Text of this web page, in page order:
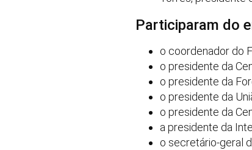
Participaram do
o coordenador do
o presidente da
o presidente da
o presidente da
o presidente da
a presidente da
o secretário-geral